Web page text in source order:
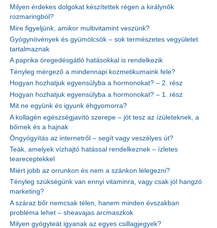
Milyen érdekes dolgokat készítettek régen a királynők
rozmaringból?
Mire figyeljünk, amikor multivitamint veszünk?
Gyógynövények és gyümölcsök – sok természetes vegyületet
tartalmaznak
A paprika öregedésgátló hatásokkal is rendelkezik
Tényleg mérgező a mindennapi kozmetikumaink fele?
Hogyan hozhatjuk egyensúlyba a hormonokat? – 2. rész
Hogyan hozhatjuk egyensúlyba a hormonokat? – 1. rész
Mit ne együnk és igyunk éhgyomorra?
A kollagén egészségjavító szerepe – jót tesz az ízületeknek, a
bőrnek és a hajnak
Öngyógyítás az internetről – segít vagy veszélyes út?
Teák, amelyek vízhajtó hatással rendelkeznek – ízletes
teareceptekkel
Miért jobb az orrunkon és nem a szánkon lélegezni?
Tényleg szükségünk van ennyi vitaminra, vagy csak jól hangzó
marketing?
A száraz bőr nemcsak télen, hanem minden évszakban
probléma lehet – sheavajas arcmaszkok
Milyen gyógyteát igyanak az egyes csillagjegyek?